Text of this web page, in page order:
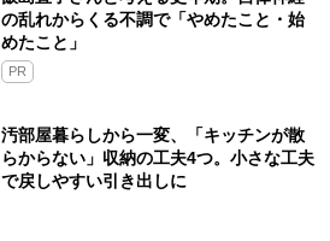
の乱れからくる不調で「やめたこと・始
めたこと」
PR
汚部屋暮らしから一変、「キッチンが散
らからない」収納の工夫4つ。小さな工夫
で戻しやすい引き出しに